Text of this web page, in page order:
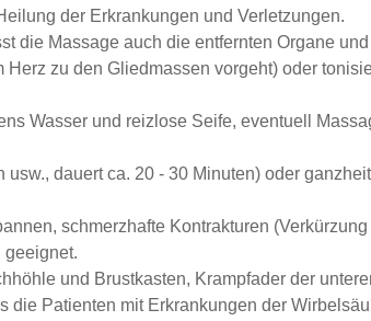
der Erkrankungen und Verletzungen.
die Massage auch die entfernten Organe
zu den Gliedmassen vorgeht) oder
Wasser und reizlose Seife, eventuell
dauert ca. 20 - 30 Minuten) oder
schmerzhafte Kontrakturen
geeignet.
und Brustkasten, Krampfader der
Patienten mit Erkrankungen der